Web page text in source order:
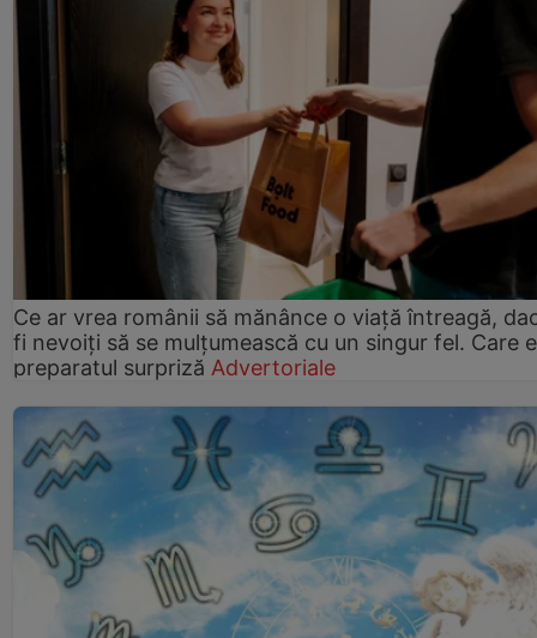
Ce ar vrea românii să mănânce o viață întreagă,
fi nevoiți să se mulțumească cu un singur fel. Care e
preparatul surpriză Advertoriale